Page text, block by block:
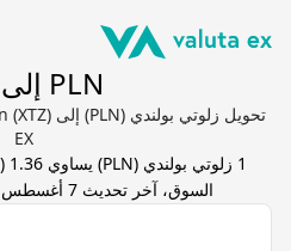
PLN إلى XTZ
EX
1 زلوتي بولندي (
PLN) يساوي 1.36
السوق، آخر تحديث7 أغسطس 2026 في 3:50 م UTC